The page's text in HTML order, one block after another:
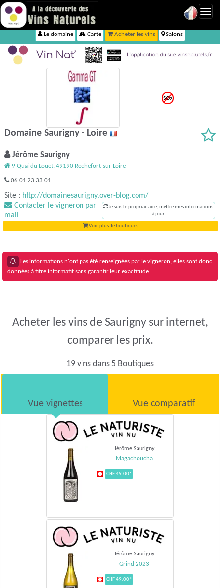
Le domaine Carte Acheter les vins Salons
Domaine Saurigny - Loire
Jérôme Saurigny
9 Quai du Louet, 49190 Rochefort-sur-Loire
06 01 23 33 01
Site : http://domainesaurigny.over-blog.com/
Contacter le vigneron par
mail
Je suis le propriaitaire, mettre mes informations
à jour
Voir plus de boutiques
Les informations n'ont pas été renseignées par le vigneron, elles sont donc
données à titre informatif sans garantir leur exactitude
Acheter les vins de Saurigny sur internet,
comparer les prix.
19 vins dans 5 Boutiques
Vue vignettes Vue comparatif
Jérôme Saurigny
Magachoucha
CHF 49.00*
Jérôme Saurigny
Grind 2023
CHF 49.00*